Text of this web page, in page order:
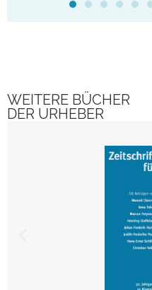
WEITERE BÜCHER
DER URHEBER